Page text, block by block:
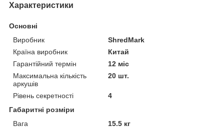
Характеристики
Основні
Виробник
ShredMark
Країна виробник
Китай
Гарантійний термін
12 міс
Максимальна кількість
аркушів
20 шт.
Рівень секретності
4
Габаритні розміри
Вага
15.5 кг